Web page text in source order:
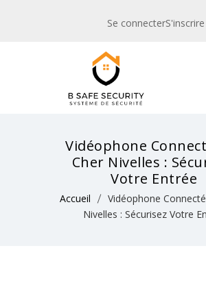
Se connecterS'inscrire
Vidéophone
Cher Nivelles :
Votre Entrée
Accueil
Vidéophone
Nivelles : Sécurisez Votre